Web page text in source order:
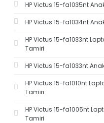
HP Victus 15-fa1035nt
HP Victus 15-fa1034nt
HP Victus 15-fa1033nt
Tamiri
HP Victus 15-fa1033nt
HP Victus 15-fa1010nt
Tamiri
HP Victus 15-fa1005nt
Tamiri